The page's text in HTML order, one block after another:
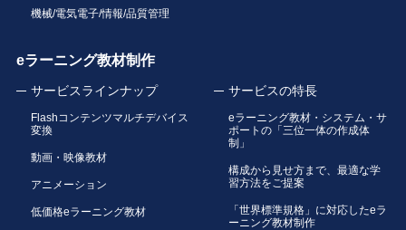
機械/電気電子/情報/品質管理
eラーニング教材制作
サービスラインナップ
Flashコンテンツマルチデバイス
変換
動画・映像教材
アニメーション
低価格eラーニング教材
サービスの特長
eラーニング教材・システム・サ
ポートの「三位一体の作成体
制」
構成から見せ方まで、最適な学
習方法をご提案
「世界標準規格」に対応したeラ
ーニング教材制作